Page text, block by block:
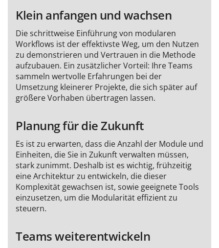
Klein anfangen und wachsen
Die schrittweise Einführung von modularen
Workflows ist der effektivste Weg, um den Nutzen
zu demonstrieren und Vertrauen in die Methode
aufzubauen. Ein zusätzlicher Vorteil: Ihre Teams
sammeln wertvolle Erfahrungen bei der
Umsetzung kleinerer Projekte, die sich später auf
größere Vorhaben übertragen lassen.
Planung für die Zukunft
Es ist zu erwarten, dass die Anzahl der Module und
Einheiten, die Sie in Zukunft verwalten müssen,
stark zunimmt. Deshalb ist es wichtig, frühzeitig
eine Architektur zu entwickeln, die dieser
Komplexität gewachsen ist, sowie geeignete Tools
einzusetzen, um die Modularität effizient zu
steuern.
Teams weiterentwickeln